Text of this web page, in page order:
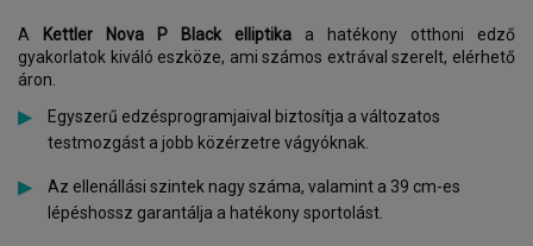
A Kettler Nova P Black elliptika a hatékony otthoni edző
gyakorlatok kiváló eszköze, ami számos extrával szerelt, elérhető
áron.
Egyszerű edzésprogramjaival biztosítja a változatos
testmozgást a jobb közérzetre vágyóknak.
Az ellenállási szintek nagy száma, valamint a 39 cm-es
lépéshossz garantálja a hatékony sportolást.